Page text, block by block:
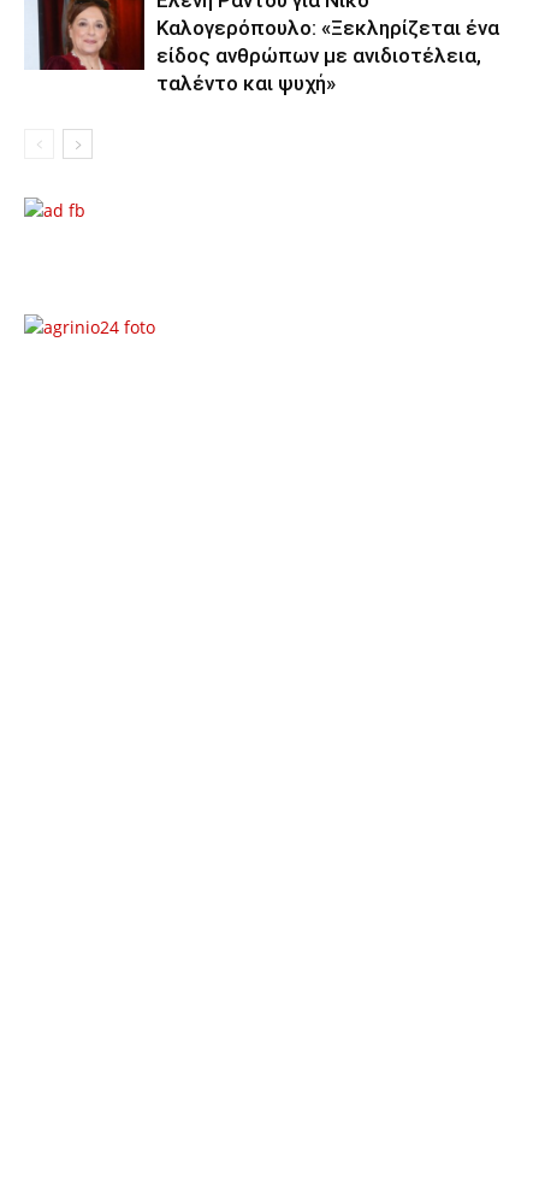
Καλογερόπουλο: «Ξεκληρίζεται ένα
είδος ανθρώπων με ανιδιοτέλεια,
ταλέντο και ψυχή»